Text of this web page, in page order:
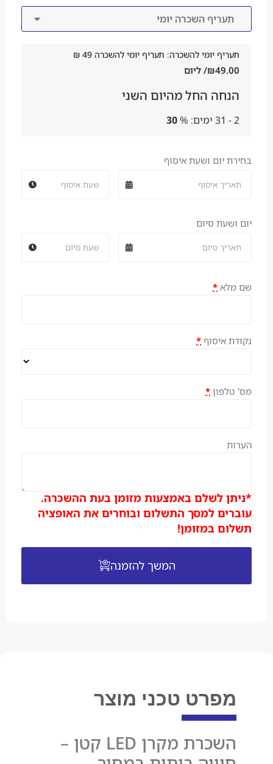
תעריף יומי להשכרה: תעריף יומי להשכרה 49 ₪
₪49.00 / ליום
הנחה החל מהיום השני
2 - 31 ימים: 30%
בחירת יום ושעת איסוף
יום ושעת סיום
שם מלא *
נקודת איסוף *
מס' טלפון *
הערות
*ניתן לשלם באמצעות מזומן בעת ההשכרה.
עוברים למסך התשלום ובוחרים את האופציה
תשלום במזומן!
המשך להזמנה
מפרט טכני מוצר
השכרת מקרן LED קטן –